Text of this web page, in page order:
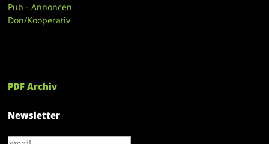
Pub - Annoncen
Don/Kooperativ
PDF Archiv
Newsletter